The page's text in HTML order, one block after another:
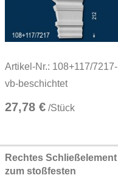
Artikel-Nr.: 108+117/7217-
vb-beschichtet
27,78 € /Stück
Rechtes Schließelement
zum stoßfesten